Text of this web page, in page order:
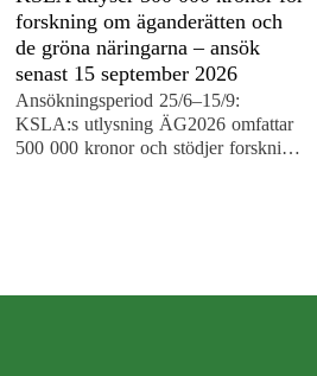
forskning om äganderätten och
de gröna näringarna – ansök
senast 15 september 2026
Ansökningsperiod 25/6–15/9:
KSLA:s utlysning ÄG2026 omfattar
500 000 kronor och stödjer forskning